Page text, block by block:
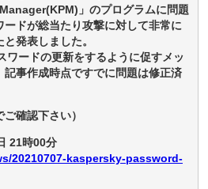
」のプログラムに問題
ドが総当たり攻撃に対して非常に
発表しました。
ワードの更新をするように促すメッ
記事作成時点ですでに問題は修正済
ご確認下さい）
21時00分
20210707-kaspersky-password-